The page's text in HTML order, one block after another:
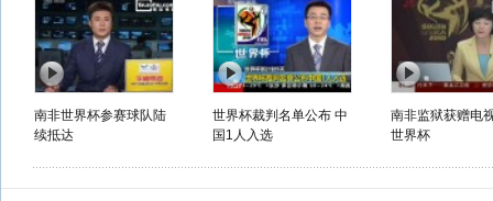
南非世界杯参赛球队陆
续抵达
世界杯裁判名单公布 中
国1人入选
南非监狱获赠电
世界杯